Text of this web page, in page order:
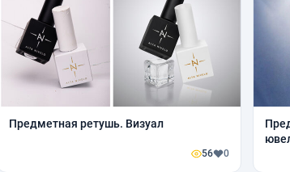
Предметная ретушь. Визуал
56 0